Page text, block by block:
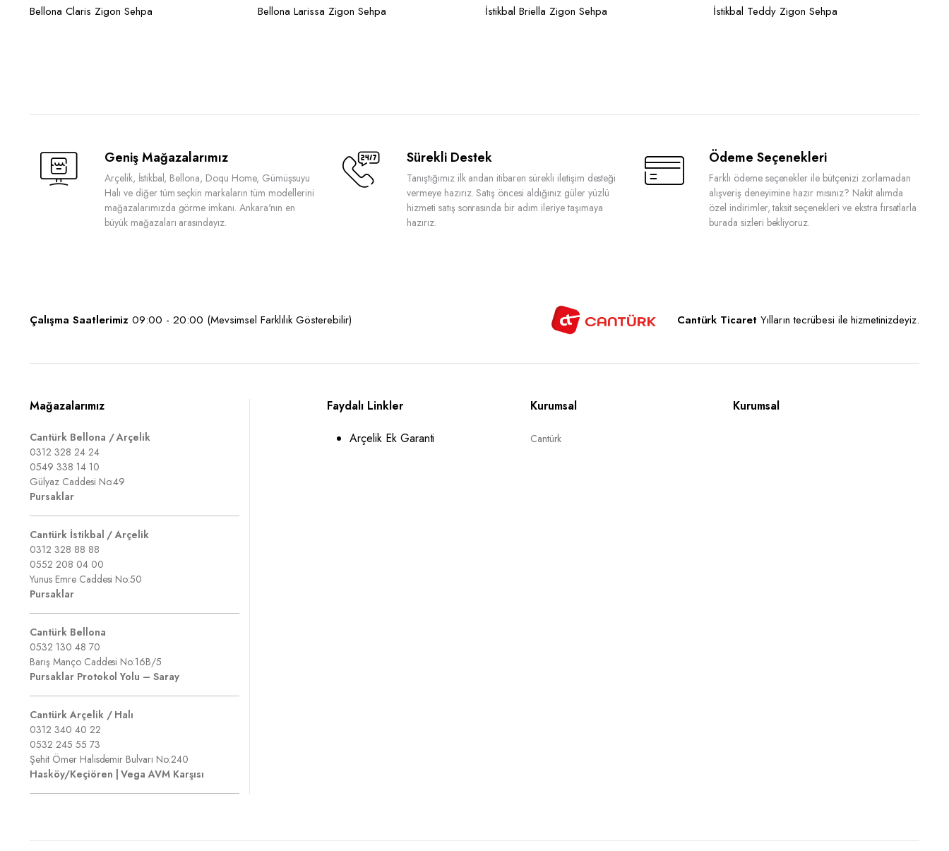
Bellona Claris Zigon Sehpa Bellona Larissa Zigon Sehpa İstikbal Briella Zigon Sehpa İstikbal Teddy Zigon Sehpa
Geniş Mağazalarımız
Arçelik, İstikbal, Bellona, Doqu Home, Gümüşsuyu
Halı ve diğer tüm seçkin markaların tüm modellerini
mağazalarımızda görme imkanı. Ankara'nın en
büyük mağazaları arasındayız.
Sürekli Destek
Tanıştığımız ilk andan itibaren sürekli iletişim desteği
vermeye hazırız. Satış öncesi aldığınız güler yüzlü
hizmeti satış sonrasında bir adım ileriye taşımaya
hazırız.
Ödeme Seçenekleri
Farklı ödeme seçenekler ile bütçenizi zorlamadan
alışveriş deneyimine hazır mısınız? Nakit alımda
özel indirimler, taksit seçenekleri ve ekstra fırsatlarla
burada sizleri bekliyoruz.
Çalışma Saatlerimiz 09:00 - 20:00 (Mevsimsel Farklılık Gösterebilir) Cantürk Ticaret Yılların tecrübesi ile hizmetinizdeyiz.
Mağazalarımız
Cantürk Bellona / Arçelik
0312 328 24 24
0549 338 14 10
Gülyaz Caddesi No:49
Pursaklar
Cantürk İstikbal / Arçelik
0312 328 88 88
0552 208 04 00
Yunus Emre Caddesi No:50
Pursaklar
Cantürk Bellona
0532 130 48 70
Barış Manço Caddesi No:16B/5
Pursaklar Protokol Yolu – Saray
Cantürk Arçelik / Halı
0312 340 40 22
0532 245 55 73
Şehit Ömer Halisdemir Bulvarı No:240
Hasköy/Keçiören | Vega AVM Karşısı
Faydalı Linkler
Arçelik Ek Garanti
Kurumsal
Cantürk
Kurumsal